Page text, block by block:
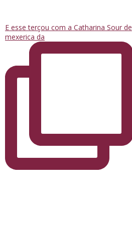
E esse terçou com a Catharina Sour de
mexerica da